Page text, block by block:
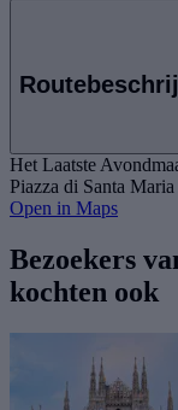
Het Laatste
Piazza di Santa
Open in Maps
Bezoekers
kochten ook